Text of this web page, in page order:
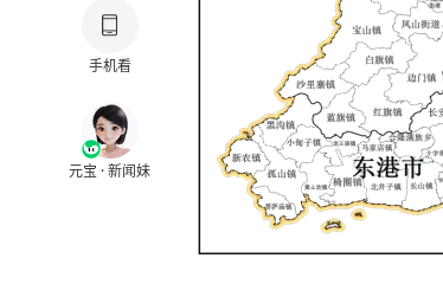
手机看
元宝 · 新闻妹